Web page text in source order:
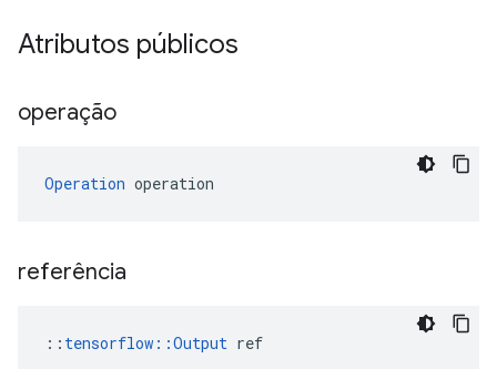
Atributos públicos
operação
Operation operation
referência
:: tensorflow::Output ref